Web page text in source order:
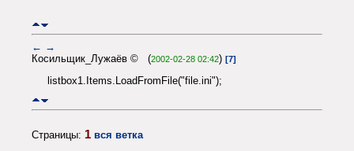
← →
Косильщик_Лужаёв © (2002-02-28 02:42) [7]
listbox1.Items.LoadFromFile("file.ini");
Страницы: 1 вся ветка